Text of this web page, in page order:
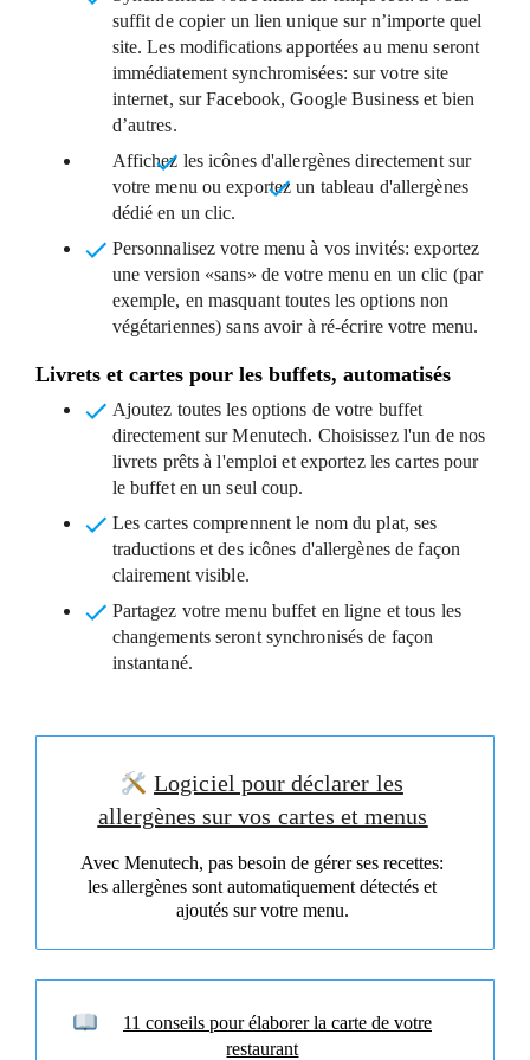
Logiciel pour déclarer les
allergènes sur vos cartes et menus
Avec Menutech, pas besoin de gérer ses recettes:
les allergènes sont automatiquement détectés et
ajoutés sur votre menu.
11 conseils pour élaborer la carte de votre
restaurant
suffit de copier un lien unique sur n’importe quel
site. Les modifications apportées au menu seront
immédiatement synchromisées: sur votre site
internet, sur Facebook, Google Business et bien
d’autres.
Affichez les icônes d'allergènes directement sur
votre menu ou exportezun tableau d'allergènes
dédié en un clic.
Personnalisez votre menu à vos invités: exportez
une version «sans» de votre menu en un clic (par
exemple, en masquant toutes les options non
végétariennes) sans avoir à ré-écrire votre menu.
Livrets et cartes pour les buffets, automatisés
Ajoutez toutes les options de votre buffet
directement sur Menutech. Choisissez l'un de nos
livrets prêts à l'emploi et exportez les cartes pour
le buffet en un seul coup.
Les cartescomprennent le nom du plat, ses
traductions et des icônes d'allergènes de façon
clairement visible.
Partagez votre menu buffet en ligne et tous les
changements seront synchronisés de façon
instantané.